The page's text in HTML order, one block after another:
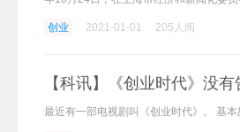
创业 2021-01-01 205人阅
【科讯】《创业时代》没